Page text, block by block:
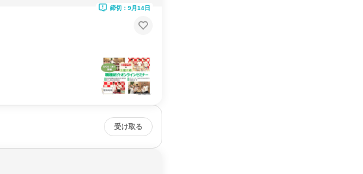
締切：9月14日
受け取る